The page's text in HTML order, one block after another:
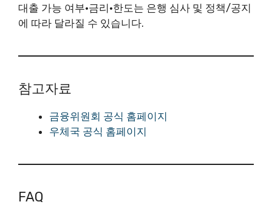
대출 가능 여부·금리·한도는 은행 심사 및 정책/공지
에 따라 달라질 수 있습니다.
참고자료
금융위원회 공식 홈페이지
우체국 공식 홈페이지
FAQ